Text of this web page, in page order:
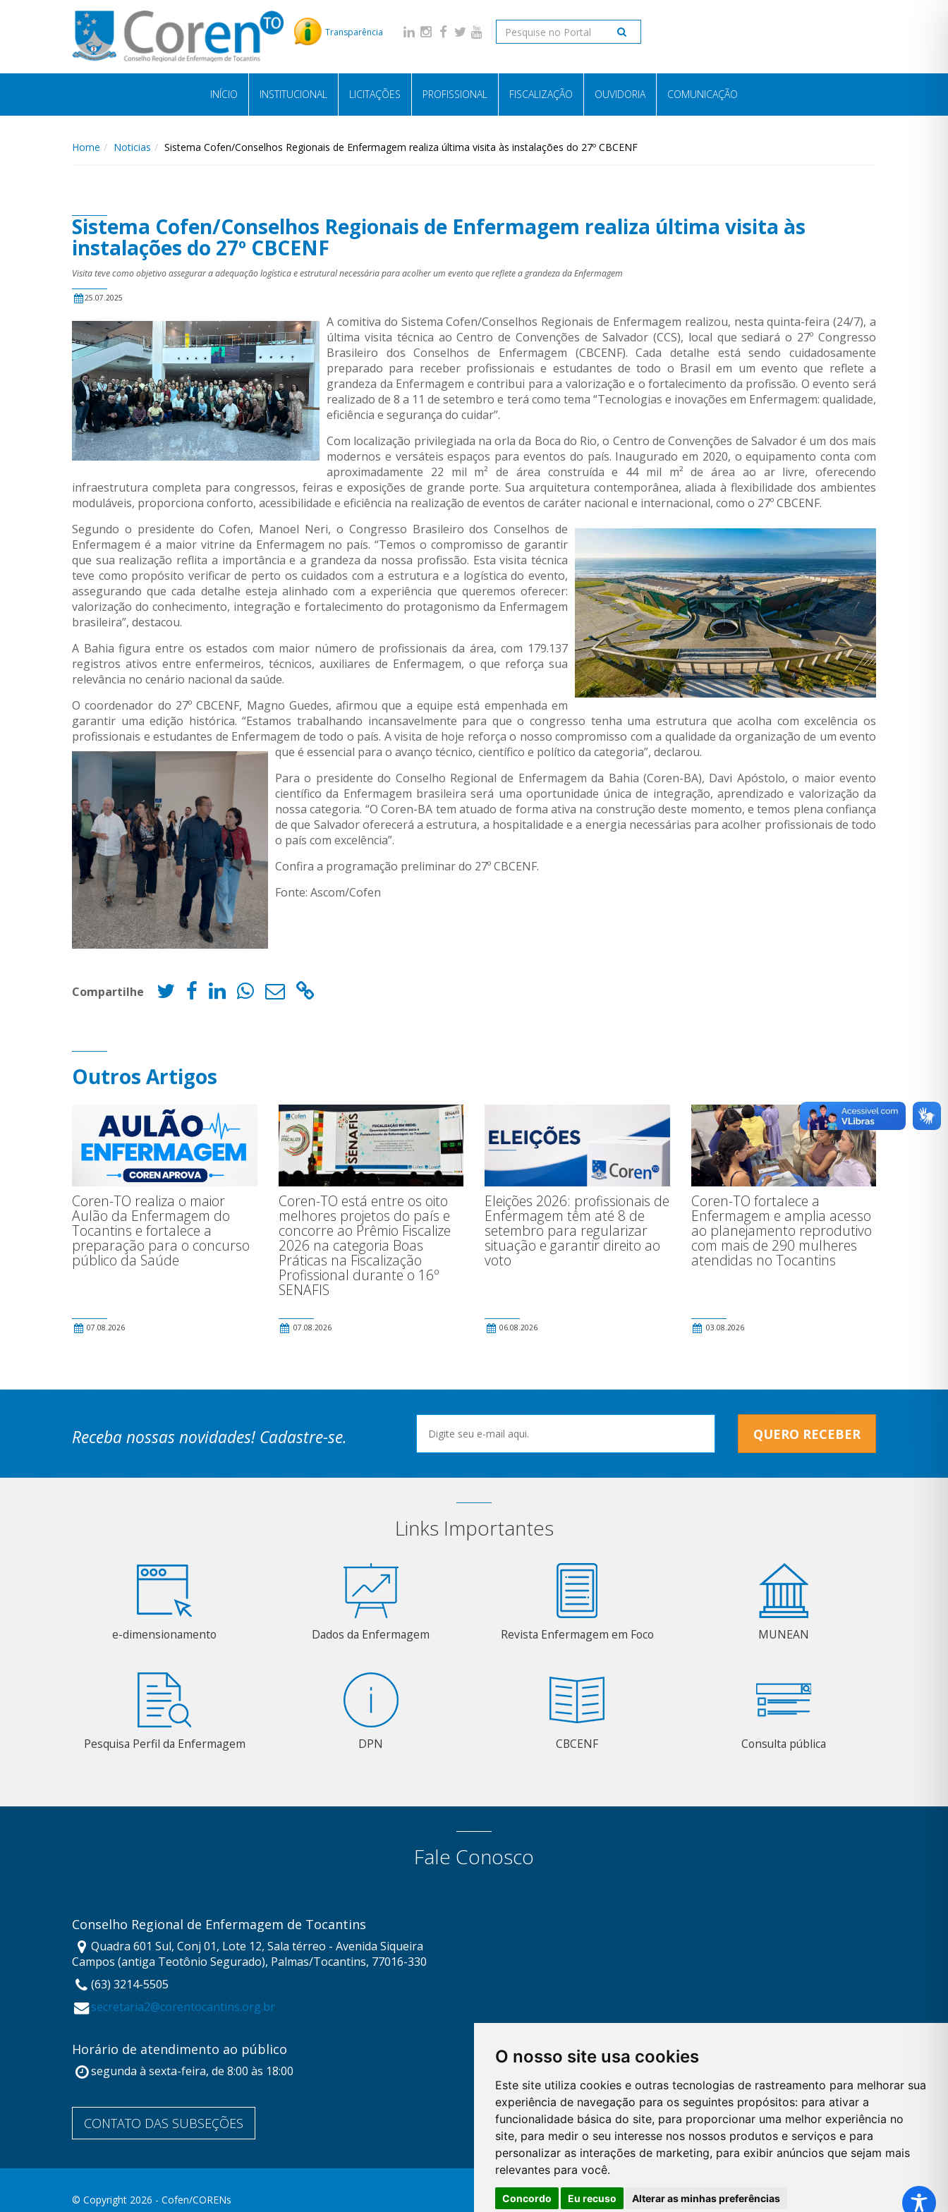
O nosso site usa cookies
Este site utiliza cookies e outras tecnologias de rastreamento para melhorar sua
experiência de navegação para os seguintes propósitos: para ativar a
funcionalidade básica do site, para proporcionar uma melhor experiência no
site, para medir o seu interesse nos nossos produtos e serviços e para
personalizar as interações de marketing, para exibir anúncios que sejam mais
relevantes para você.
Concordo Eu recuso Alterar as minhas preferências
Transparência
INÍCIO INSTITUCIONAL LICITAÇÕES PROFISSIONAL FISCALIZAÇÃO OUVIDORIA COMUNICAÇÃO
Home Noticias Sistema Cofen/Conselhos Regionais de Enfermagem realiza última visita às instalações do 27º CBCENF
Sistema Cofen/Conselhos Regionais de Enfermagem realiza última visita às
instalações do 27º CBCENF
Visita teve como objetivo assegurar a adequação logística e estrutural necessária para acolher um evento que reflete a grandeza da Enfermagem
25.07.2025
A comitiva do Sistema Cofen/Conselhos Regionais de Enfermagem realizou, nesta quinta-feira (24/7), a
última visita técnica ao Centro de Convenções de Salvador (CCS), local que sediará o 27º Congresso
Brasileiro dos Conselhos de Enfermagem (CBCENF). Cada detalhe está sendo cuidadosamente
preparado para receber profissionais e estudantes de todo o Brasil em um evento que reflete a
grandeza da Enfermagem e contribui para a valorização e o fortalecimento da profissão. O evento será
realizado de 8 a 11 de setembro e terá como tema “Tecnologias e inovações em Enfermagem: qualidade,
eficiência e segurança do cuidar”.
Com localização privilegiada na orla da Boca do Rio, o Centro de Convenções de Salvador é um dos mais
modernos e versáteis espaços para eventos do país. Inaugurado em 2020, o equipamento conta com
aproximadamente 22 mil m² de área construída e 44 mil m² de área ao ar livre, oferecendo
infraestrutura completa para congressos, feiras e exposições de grande porte. Sua arquitetura contemporânea, aliada à flexibilidade dos ambientes
moduláveis, proporciona conforto, acessibilidade e eficiência na realização de eventos de caráter nacional e internacional, como o 27º CBCENF.
Segundo o presidente do Cofen, Manoel Neri, o Congresso Brasileiro dos Conselhos de
Enfermagem é a maior vitrine da Enfermagem no país. “Temos o compromisso de garantir
que sua realização reflita a importância e a grandeza da nossa profissão. Esta visita técnica
teve como propósito verificar de perto os cuidados com a estrutura e a logística do evento,
assegurando que cada detalhe esteja alinhado com a experiência que queremos oferecer:
valorização do conhecimento, integração e fortalecimento do protagonismo da Enfermagem
brasileira”, destacou.
A Bahia figura entre os estados com maior número de profissionais da área, com 179.137
registros ativos entre enfermeiros, técnicos, auxiliares de Enfermagem, o que reforça sua
relevância no cenário nacional da saúde.
O coordenador do 27º CBCENF, Magno Guedes, afirmou que a equipe está empenhada em
garantir uma edição histórica. “Estamos trabalhando incansavelmente para que o congresso tenha uma estrutura que acolha com excelência os
profissionais e estudantes de Enfermagem de todo o país. A visita de hoje reforça o nosso compromisso com a qualidade da organização de um evento
que é essencial para o avanço técnico, científico e político da categoria”, declarou.
Para o presidente do Conselho Regional de Enfermagem da Bahia (Coren-BA), Davi Apóstolo, o maior evento
científico da Enfermagem brasileira será uma oportunidade única de integração, aprendizado e valorização da
nossa categoria. “O Coren-BA tem atuado de forma ativa na construção deste momento, e temos plena confiança
de que Salvador oferecerá a estrutura, a hospitalidade e a energia necessárias para acolher profissionais de todo
o país com excelência”.
Confira a programação preliminar do 27º CBCENF.
Fonte: Ascom/Cofen
Compartilhe
Outros Artigos
Coren-TO realiza o maior
Aulão da Enfermagem do
Tocantins e fortalece a
preparação para o concurso
público da Saúde
07.08.2026
Coren-TO está entre os oito
melhores projetos do país e
concorre ao Prêmio Fiscalize
2026 na categoria Boas
Práticas na Fiscalização
Profissional durante o 16º
SENAFIS
07.08.2026
Eleições 2026: profissionais de
Enfermagem têm até 8 de
setembro para regularizar
situação e garantir direito ao
voto
06.08.2026
Coren-TO fortalece a
Enfermagem e amplia acesso
ao planejamento reprodutivo
com mais de 290 mulheres
atendidas no Tocantins
03.08.2026
Receba nossas novidades! Cadastre-se. QUERO RECEBER
Links Importantes
e-dimensionamento Dados da Enfermagem Revista Enfermagem em Foco MUNEAN
Pesquisa Perfil da Enfermagem DPN CBCENF Consulta pública
Fale Conosco
Conselho Regional de Enfermagem de Tocantins
Quadra 601 Sul, Conj 01, Lote 12, Sala térreo - Avenida Siqueira
Campos (antiga Teotônio Segurado), Palmas/Tocantins, 77016-330
(63) 3214-5505
secretaria2@corentocantins.org.br
Horário de atendimento ao público
segunda à sexta-feira, de 8:00 às 18:00
CONTATO DAS SUBSEÇÕES
© Copyright 2026 - Cofen/CORENs